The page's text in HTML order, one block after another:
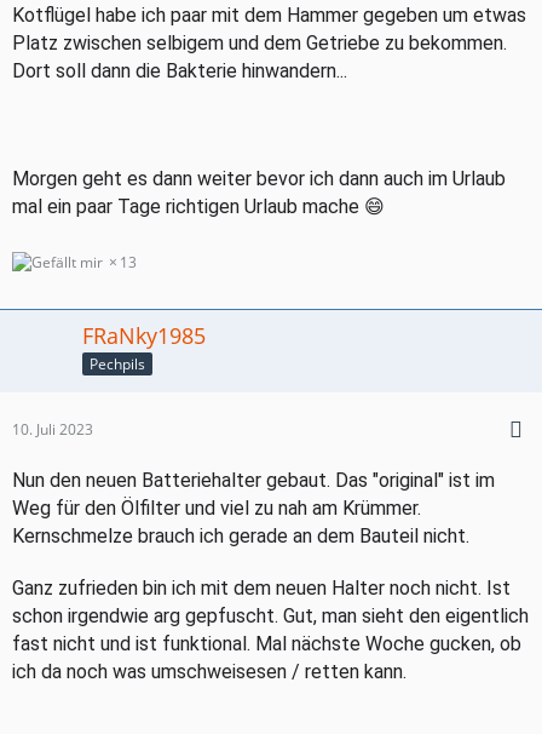
Kotflügel habe ich paar mit dem Hammer gegeben um etwas
Platz zwischen selbigem und dem Getriebe zu bekommen.
Dort soll dann die Bakterie hinwandern...
Morgen geht es dann weiter bevor ich dann auch im Urlaub
mal ein paar Tage richtigen Urlaub mache 😄
13
FRaNky1985
Pechpils
10. Juli 2023
Nun den neuen Batteriehalter gebaut. Das "original" ist im
Weg für den Ölfilter und viel zu nah am Krümmer.
Kernschmelze brauch ich gerade an dem Bauteil nicht.
Ganz zufrieden bin ich mit dem neuen Halter noch nicht. Ist
schon irgendwie arg gepfuscht. Gut, man sieht den eigentlich
fast nicht und ist funktional. Mal nächste Woche gucken, ob
ich da noch was umschweisesen / retten kann.